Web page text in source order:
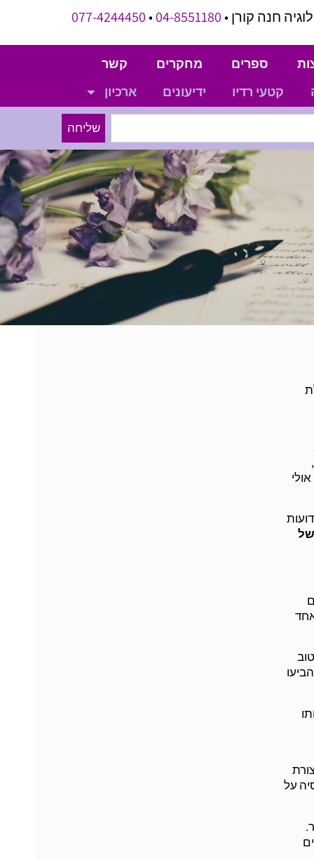
חנה קורן •04-8551180
•
077-4244450
ספרים מחקרים
קשר
קטעי רדיו ידיעונים ארכיון
שליחה
של
על